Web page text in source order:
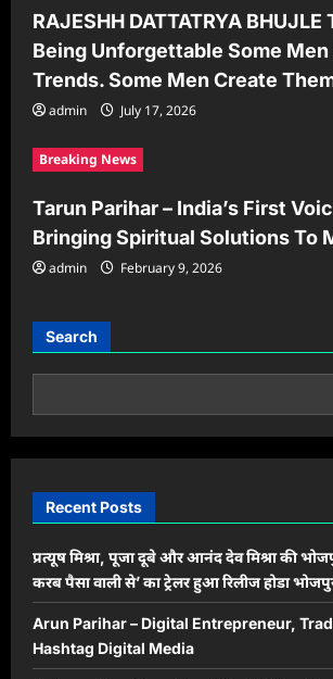
RAJESHH DATTATRYA
Being Unforgettable Some
Trends. Some Men Create
admin July 17, 2026
Breaking News
Tarun Parihar – India’s First
Bringing Spiritual Solutions To
admin February 9, 2026
Search
Recent Posts
प्रत्यूष मिश्रा, पूजा दूबे और आनंद देव मिश्रा की
करब पैसा वाली से’ का ट्रेलर हुआ रिलीज होडा
Arun Parihar – Digital Entrepreneur,
Hashtag Digital Media